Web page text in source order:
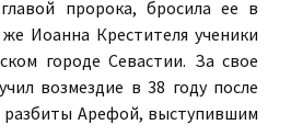
пророка, бросила ее в
Иоанна Крестителя ученики
городе Севастии. За свое
возмездие в 38 году после
разбиты Арефой, выступившим